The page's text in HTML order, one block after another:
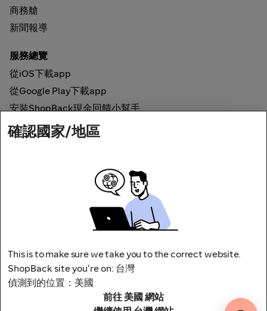
商務艙
新聞報導
服務總覽
從iOS下載app
從Google Play下載app
安裝ShopBack現金回饋小幫手
如何運作
地址：台北市松山區南京東路四段1號8樓
確認國家/地區
This is to make sure we take you to the correct website.
ShopBack site you're on: 台灣
偵測到的位置：美國
前往 美國 網站